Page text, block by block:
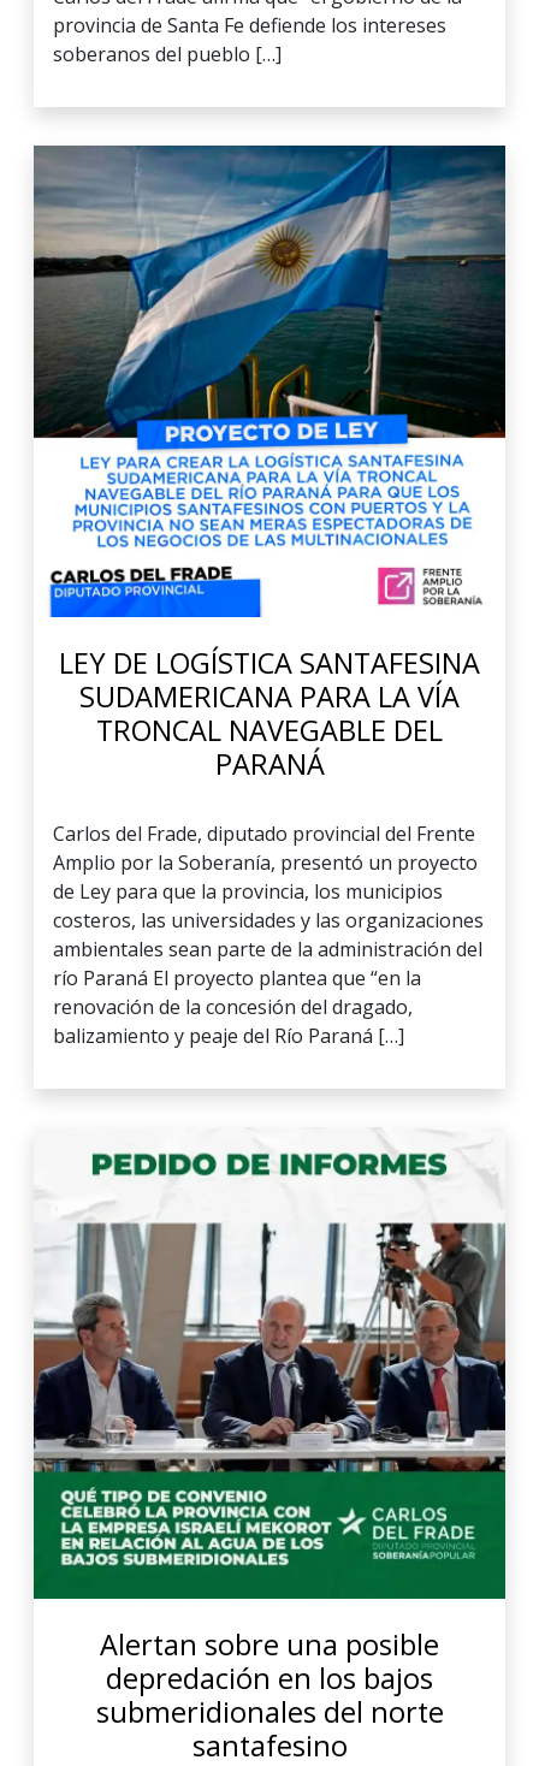
provincia de Santa Fe defiende los intereses
soberanos del pueblo […]
LEY DE LOGÍSTICA SANTAFESINA
SUDAMERICANA PARA LA VÍA
TRONCAL NAVEGABLE DEL
PARANÁ
Carlos del Frade, diputado provincial del Frente
Amplio por la Soberanía, presentó un proyecto
de Ley para que la provincia, los municipios
costeros, las universidades y las organizaciones
ambientales sean parte de la administración del
río Paraná El proyecto plantea que “en la
renovación de la concesión del dragado,
balizamiento y peaje del Río Paraná […]
Alertan sobre una posible
depredación en los bajos
submeridionales del norte
santafesino